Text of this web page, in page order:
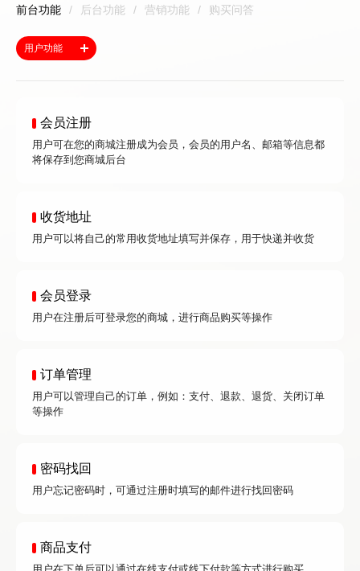
前台功能 / 后台功能 / 营销功能 / 购买问答
用户功能
会员注册
用户可在您的商城注册成为会员，会员的用户名、邮箱等信息都
将保存到您商城后台
收货地址
用户可以将自己的常用收货地址填写并保存，用于快递并收货
会员登录
用户在注册后可登录您的商城，进行商品购买等操作
订单管理
用户可以管理自己的订单，例如：支付、退款、退货、关闭订单
等操作
密码找回
用户忘记密码时，可通过注册时填写的邮件进行找回密码
商品支付